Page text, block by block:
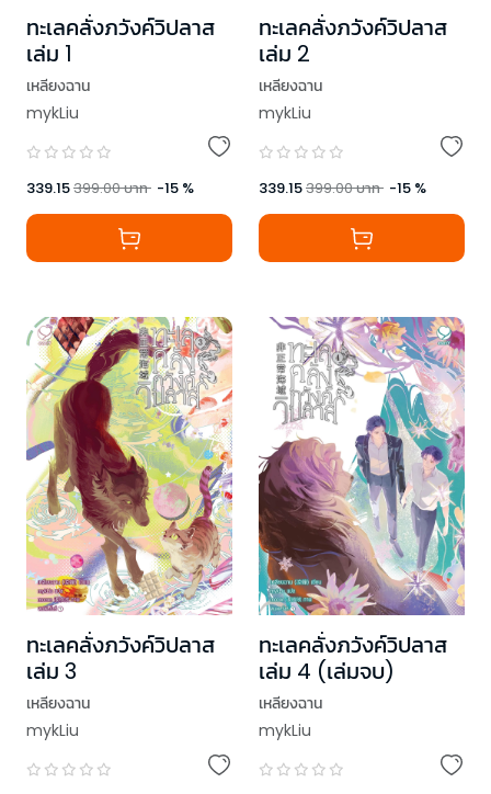
ทะเลคลั่งภวังค์วิปลาส
เล่ม 1
เหลียงฉาน
mykLiu
339.15399.00บาท -15 %
ทะเลคลั่งภวังค์วิปลาส
เล่ม 2
เหลียงฉาน
mykLiu
339.15399.00บาท -15 %
ทะเลคลั่งภวังค์วิปลาส
เล่ม 3
เหลียงฉาน
mykLiu
ทะเลคลั่งภวังค์วิปลาส
เล่ม 4 (เล่มจบ)
เหลียงฉาน
mykLiu